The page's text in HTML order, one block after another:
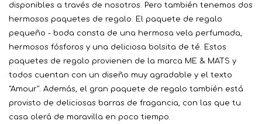
disponibles a través de nosotros. Pero también tenemos dos
hermosos paquetes de regalo. El paquete de regalo
pequeño - boda consta de una hermosa vela perfumada,
hermosos fósforos y una deliciosa bolsita de té. Estos
paquetes de regalo provienen de la marca ME & MATS y
todos cuentan con un diseño muy agradable y el texto
"Amour". Además, el gran paquete de regalo también está
provisto de deliciosas barras de fragancia, con las que tu
casa olerá de maravilla en poco tiempo.